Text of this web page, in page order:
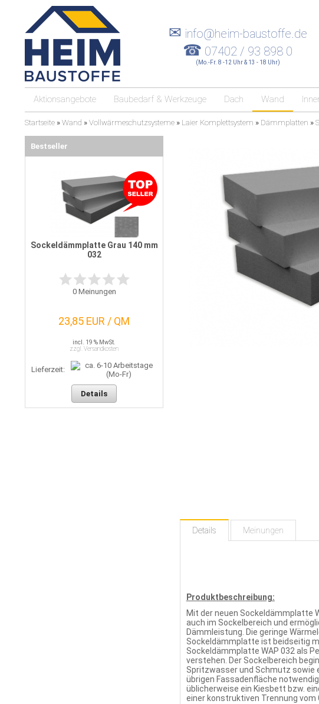
✉ info@heim-baustoffe.de
☎ 07402 / 93 898 0
(Mo.-Fr. 8 -12 Uhr & 13 - 18 Uhr)
Aktionsangebote Baubedarf & Werkzeuge Dach Wand
Startseite » Wand » Vollwärmeschutzsysteme » Laier Komplettsystem » Dämmplatten »
Details Meinungen
Produktbeschreibung:
Mit der neuen Sockeldämmplatte
auch im Sockelbereich und
Dämmleistung. Die geringe
Sockeldämmplatte ist beidseitig
Sockeldämmplatte WAP 032 als
verstehen. Der Sockelbereich
Spritzwasser und Schmutz sowie
übrigen Fassadenfläche
üblicherweise ein Kiesbett bzw.
einer konstruktiven Trennung vom
Bestseller
Sockeldämmplatte Grau 140 mm
032
0Meinungen
23,85 EUR / QM
incl. 19 % MwSt.
zzgl. Versandkosten
Lieferzeit:
Details